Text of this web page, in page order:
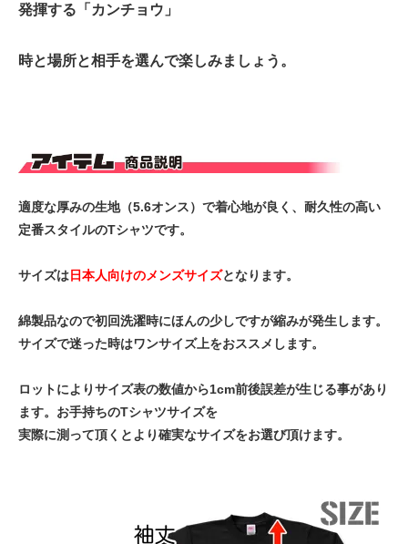
発揮する「カンチョウ」
時と場所と相手を選んで楽しみましょう。
適度な厚みの生地（5.6オンス）で着心地が良く、耐久性の高い
定番スタイルのTシャツです。
サイズは日本人向けのメンズサイズとなります。
綿製品なので初回洗濯時にほんの少しですが縮みが発生します。
サイズで迷った時はワンサイズ上をおススメします。
ロットによりサイズ表の数値から1cm前後誤差が生じる事があり
ます。お手持ちのTシャツサイズを
実際に測って頂くとより確実なサイズをお選び頂けます。